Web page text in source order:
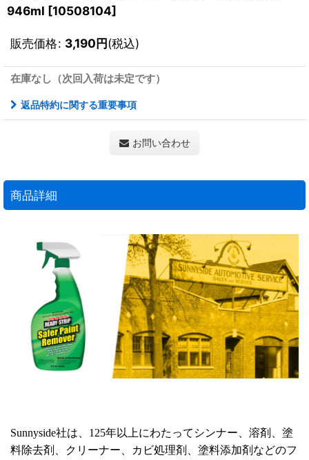
946ml [10508104]
販売価格: 3,190円(税込)
在庫なし（次回入荷は未定です）
返品特約に関する重要事項
お問い合わせ
商品詳細
Sunnyside社は、125年以上にわたってシンナー、溶剤、塗
料除去剤、クリーナー、カビ処理剤、塗料添加剤などのフ